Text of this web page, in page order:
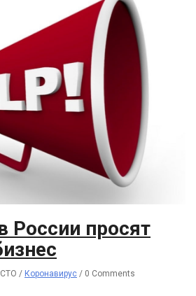
России просят
/ Коронавирус / 0 Comments